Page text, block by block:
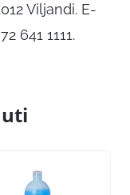
Viljandi. E-
641 1111.